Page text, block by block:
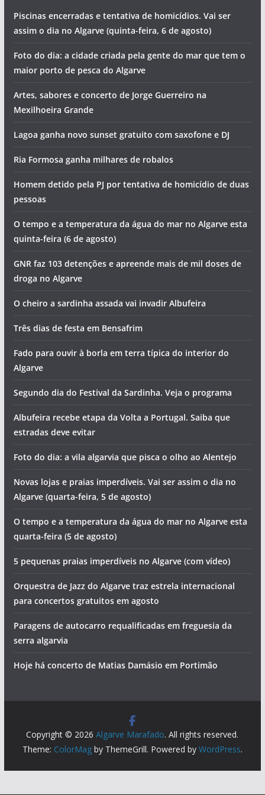
Piscinas encerradas e tentativa de homicídios. Vai ser
assim o dia no Algarve (quinta-feira, 6 de agosto)
Foto do dia: a cidade criada pela gente do mar que tem o
maior porto de pesca do Algarve
Artes, sabores e concerto de Jorge Guerreiro na
Mexilhoeira Grande
Lagoa ganha novo sunset gratuito com saxofone e DJ
Ria Formosa ganha milhares de robalos
Homem detido pela PJ por tentativa de homicídio de duas
pessoas
O tempo e a temperatura da água do mar no Algarve esta
quinta-feira (6 de agosto)
GNR faz 103 detenções e apreende mais de mil doses de
droga no Algarve
O cheiro a sardinha assada vai invadir Albufeira
Três dias de festa em Bensafrim
Fado para ouvir à borla em terra típica do interior do
Algarve
Segundo dia do Festival da Sardinha. Veja o programa
Albufeira recebe etapa da Volta a Portugal. Saiba que
estradas deve evitar
Foto do dia: a vila algarvia que pisca o olho ao Alentejo
Novas lojas e praias imperdíveis. Vai ser assim o dia no
Algarve (quarta-feira, 5 de agosto)
O tempo e a temperatura da água do mar no Algarve esta
quarta-feira (5 de agosto)
5 pequenas praias imperdíveis no Algarve (com vídeo)
Orquestra de Jazz do Algarve traz estrela internacional
para concertos gratuitos em agosto
Paragens de autocarro requalificadas em freguesia da
serra algarvia
Hoje há concerto de Matias Damásio em Portimão
Copyright © 2026Algarve Marafado. All rights reserved.
Theme: ColorMagby ThemeGrill. Powered by WordPress.